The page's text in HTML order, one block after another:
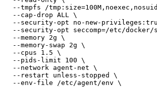
--tmpfs /
  --cap-drop ALL \
  --security-opt no-new-privileges:
--security-opt seccomp=/etc/docker/
  --memory 2g \
  --memory-swap 2g \
  --cpus 1.5 \
  --pids-limit 100 \
  --network agent-net \
  --restart unless-stopped \
  --env-file /etc/agent/env \